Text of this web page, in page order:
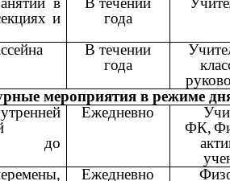
и
года
В течении
года
мероприятия в режиме
до
Ежедневно
ФК,
Ежедневно